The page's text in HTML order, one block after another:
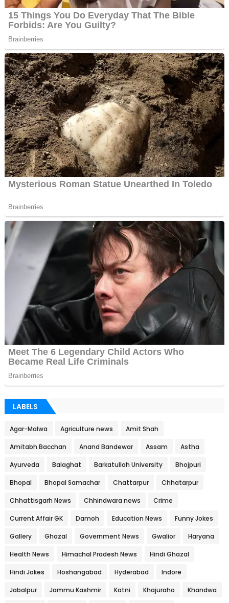
LABELS
Agar-Malwa Agriculture news Amit Shah
Amitabh Bacchan Anand Bandewar Assam Astha
Ayurveda Balaghat Barkatullah University Bhojpuri
Bhopal Bhopal Samachar Chattarpur Chhatarpur
Chhattisgarh News Chhindwara news Crime
Current Affair GK Damoh Education News Funny Jokes
Gallery Ghazal Government News Gwalior Haryana
Health News Himachal Pradesh News Hindi Ghazal
Hindi Jokes Hoshangabad Hyderabad Indore
Jabalpur Jammu Kashmir Katni Khajuraho Khandwa